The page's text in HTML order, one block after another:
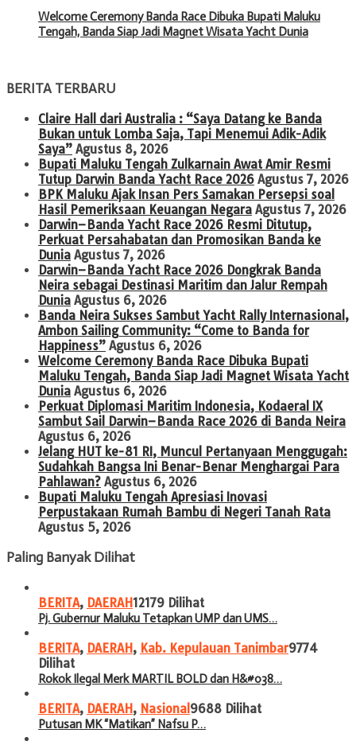
Welcome Ceremony Banda Race Dibuka Bupati Maluku
Tengah, Banda Siap Jadi Magnet Wisata Yacht Dunia
BERITA TERBARU
Claire Hall dari Australia : “Saya Datang ke Banda
Bukan untuk Lomba Saja, Tapi Menemui Adik-Adik
Saya” Agustus 8, 2026
Bupati Maluku Tengah Zulkarnain Awat Amir Resmi
Tutup Darwin Banda Yacht Race 2026 Agustus 7, 2026
BPK Maluku Ajak Insan Pers Samakan Persepsi soal
Hasil Pemeriksaan Keuangan Negara Agustus 7, 2026
Darwin–Banda Yacht Race 2026 Resmi Ditutup,
Perkuat Persahabatan dan Promosikan Banda ke
Dunia Agustus 7, 2026
Darwin–Banda Yacht Race 2026 Dongkrak Banda
Neira sebagai Destinasi Maritim dan Jalur Rempah
Dunia Agustus 6, 2026
Banda Neira Sukses Sambut Yacht Rally Internasional,
Ambon Sailing Community: “Come to Banda for
Happiness” Agustus 6, 2026
Welcome Ceremony Banda Race Dibuka Bupati
Maluku Tengah, Banda Siap Jadi Magnet Wisata Yacht
Dunia Agustus 6, 2026
Perkuat Diplomasi Maritim Indonesia, Kodaeral IX
Sambut Sail Darwin–Banda Race 2026 di Banda Neira
Agustus 6, 2026
Jelang HUT ke-81 RI, Muncul Pertanyaan Menggugah:
Sudahkah Bangsa Ini Benar-Benar Menghargai Para
Pahlawan? Agustus 6, 2026
Bupati Maluku Tengah Apresiasi Inovasi
Perpustakaan Rumah Bambu di Negeri Tanah Rata
Agustus 5, 2026
Paling Banyak Dilihat
BERITA, DAERAH12179 Dilihat
Pj. Gubernur Maluku Tetapkan UMP dan UMS…
BERITA, DAERAH, Kab. Kepulauan Tanimbar9774
Dilihat
Rokok Ilegal Merk MARTIL BOLD dan H&#038…
BERITA, DAERAH, Nasional 9688 Dilihat
Putusan MK “Matikan” Nafsu P…